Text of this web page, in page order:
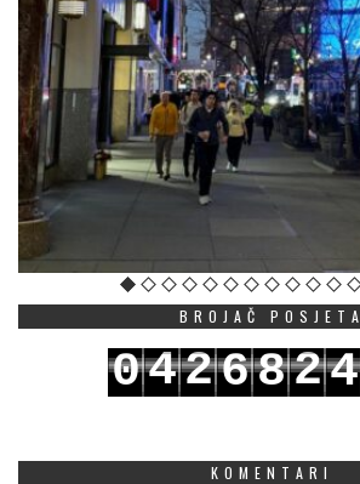
BROJAČ POSJETA
0426824
KOMENTARI